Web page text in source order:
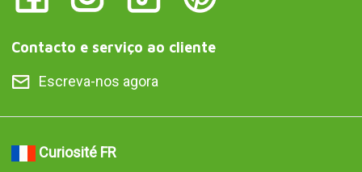
Contacto e serviço ao cliente
Escreva-nos agora
Curiosité FR